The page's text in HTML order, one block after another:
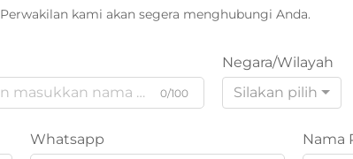
Perwakilan kami akan segera menghubungi Anda.
0/100
Negara/Wilayah
Silakan pilih
Whatsapp Nama